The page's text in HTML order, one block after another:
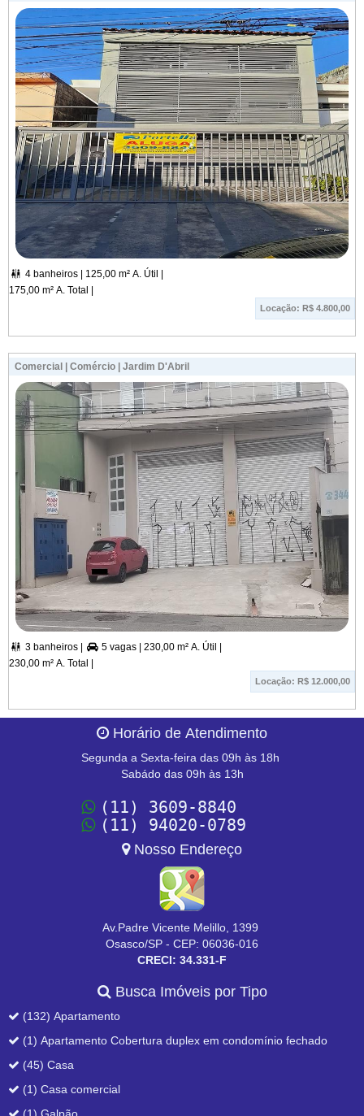
 4 banheiros | 125,00 m² A. Útil |
175,00 m² A. Total |
Locação: R$ 4.800,00
Comercial | Comércio | Jardim D'Abril
 3 banheiros |  5 vagas |
230,00 m² A. Útil |
230,00 m² A. Total |
Locação: R$ 12.000,00
Horário de Atendimento
Segunda a Sexta-feira das 09h às 18h
Sabádo das 09h às 13h
(11) 3609-8840
(11) 94020-0789
Nosso Endereço
Av.Padre Vicente Melillo, 1399
Osasco/SP - CEP: 06036-016
CRECI: 34.331-F
Busca Imóveis por Tipo
(132) Apartamento
(1) Apartamento Cobertura duplex em condomínio fechado
(45) Casa
(1) Casa comercial